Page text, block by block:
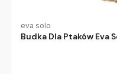
eva solo
Budka Dla Ptaków Eva